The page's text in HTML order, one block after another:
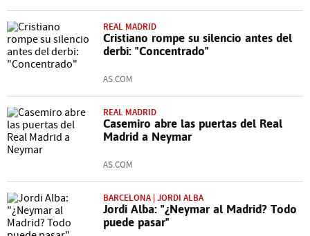
REAL MADRID
Cristiano rompe su silencio antes del
derbi: "Concentrado"
AS.COM
REAL MADRID
Casemiro abre las puertas del Real
Madrid a Neymar
AS.COM
BARCELONA | JORDI ALBA
Jordi Alba: "¿Neymar al Madrid? Todo
puede pasar"